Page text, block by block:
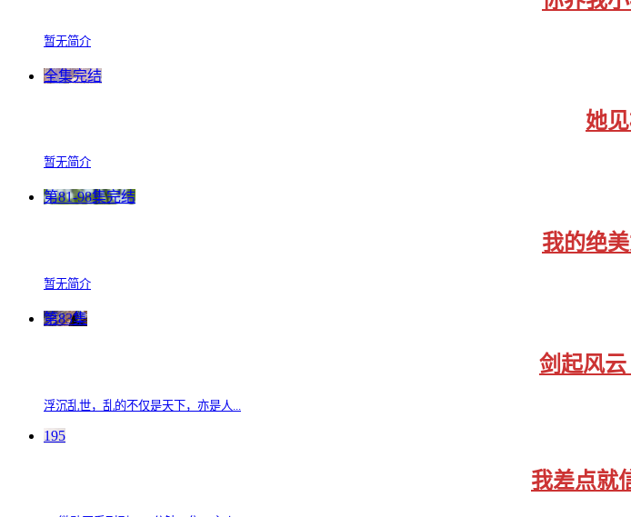
暂无简介
全集完结
她
暂无简介
第81-98集完结
我的绝
暂无简介
第83集
剑起风
浮沉乱世，乱的不仅是天下，亦是人...
195
我差点就